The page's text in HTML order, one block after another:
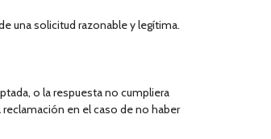
una solicitud razonable y legítima.
o la respuesta no cumpliera
reclamación en el caso de no haber